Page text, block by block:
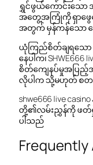
ရွှင်ဖွယ်ကောင်းသော
အတွေ့အကြုံကို ရှာဖွေန
အတွက် မှန်ကန်သော ရွ
ယုံကြည်စိတ်ချရသော
နေပါက၊
စိတ်ကျေနပ်မှုအပြည့်
လိုပါက သို့မဟုတ် စတ
shwe666 live
တို့၏လမ်းညွှန်ကို ဖတ်
ပါသည်
Frequently